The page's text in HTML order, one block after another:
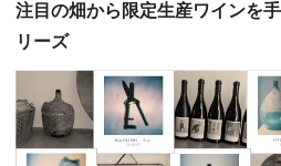
注目の畑から限定生産ワインを
リーズ